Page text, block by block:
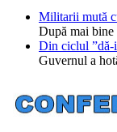
Militarii mută
După mai bine
Din ciclul ”dă-i
Guvernul a